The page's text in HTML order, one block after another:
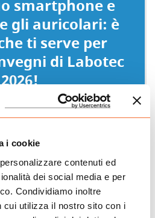
i cookie
contenuti ed
dei social media e per
Condividiamo inoltre
cui utilizza il nostro sito con i
smartphone e
gli auricolari: è
ti serve per
di Labotec
2026!
code a ingresso
la lingua
ed entra nel
senza
un minuto!